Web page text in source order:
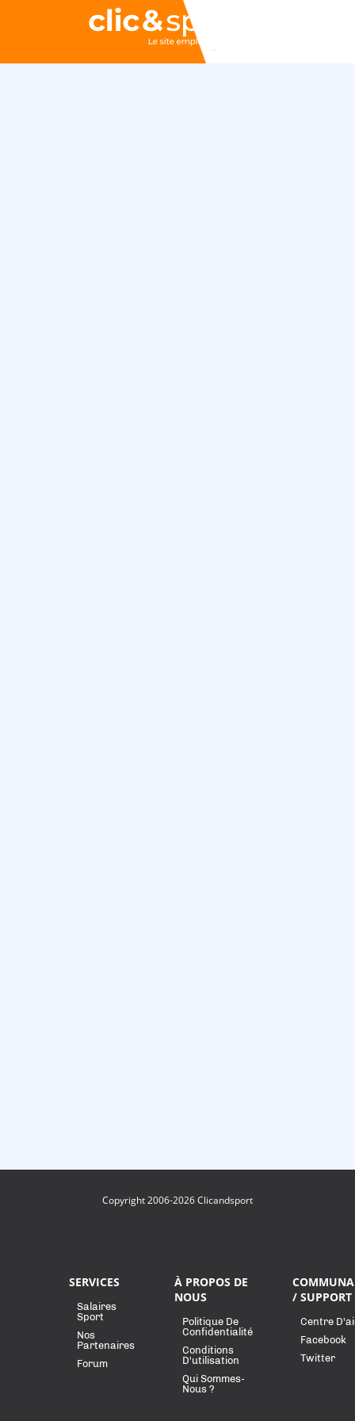
Copyright 2006-2026 Clicandsport
SERVICES
Salaires
Sport
Nos
Partenaires
Forum
À PROPOS DE
NOUS
Politique De
Confidentialité
Conditions
D'utilisation
Qui Sommes-
Nous ?
/ SUPPORT
Centre
Facebook
Twitter